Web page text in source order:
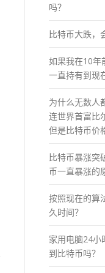
吗？
比特币大跌，
如果我在10年
一直持有到现
为什么无数人
连世界首富比
但是比特币价
比特币暴涨突
币一直暴涨的
按照现在的算
久时间？
家用电脑24小
到比特币吗？